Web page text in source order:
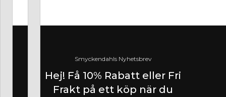
Smyckendahls Nyhetsbrev
Hej! Få 10% Rabatt eller Fri
Frakt på ett köp när du